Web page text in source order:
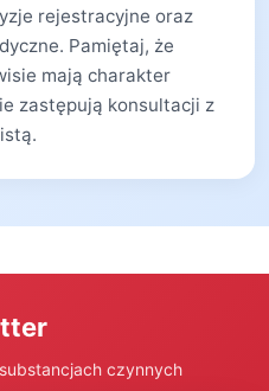
rejestracyjne oraz
Pamiętaj, że
mają charakter
zastępują konsultacji z
czynnych